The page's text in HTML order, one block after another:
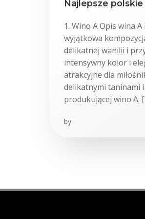
Najlepsze
1. Wino A Opis wina
wyjątkowa
delikatnej wanilii i
intensywny kolor i
atrakcyjne dla
delikatnymi taninami
produkującej wino A.
by